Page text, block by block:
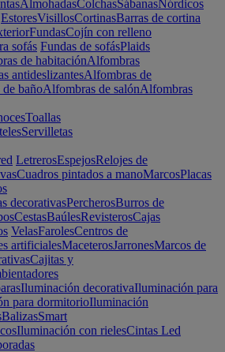
AlmohadasColchasSábanasNórdicos
EstoresVisillosCortinasBarras de cortina
FundasCojín con relleno
sofás Fundas de sofásPlaids
de habitaciónAlfombras
antideslizantesAlfombras de
bañoAlfombras de salónAlfombras
Toallas
Servilletas
LetrerosEspejosRelojes de
Cuadros pintados a manoMarcosPlacas
decorativasPercherosBurros de
CestasBaúlesRevisterosCajas
VelasFarolesCentros de
artificialesMaceterosJarronesMarcos de
Cajitas y
Iluminación decorativaIluminación para
para dormitorioIluminación
BalizasSmart
Iluminación con rielesCintas Led